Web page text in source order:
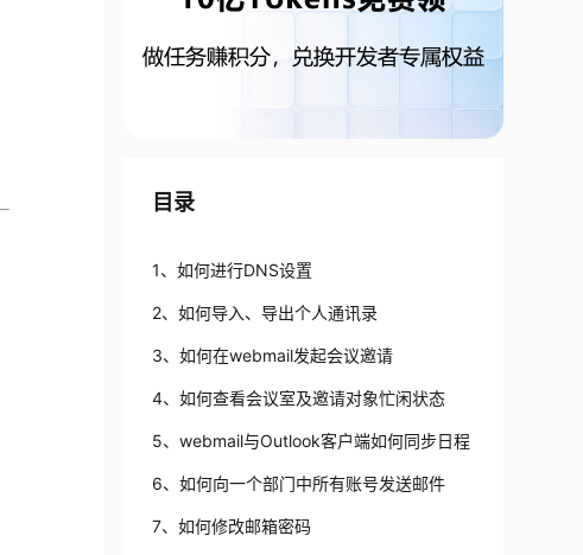
目录
1、如何进行DNS设置
2、如何导入、导出个人通讯录
3、如何在webmail发起会议邀请
4、如何查看会议室及邀请对象忙闲状态
5、webmail与Outlook客户端如何同步日程
6、如何向一个部门中所有账号发送邮件
7、如何修改邮箱密码